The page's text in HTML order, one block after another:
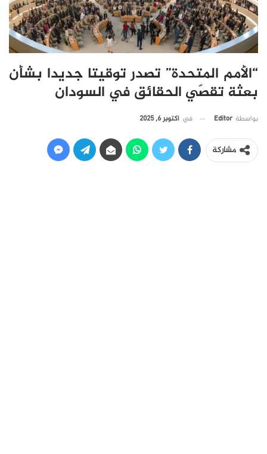
“الأمم المتحدة” تصدر توقيتا جديدا بشأن
بعثة تقصّي الحقائق في السودان
بواسطة Editor في أكتوبر 6, 2025
مشاركة